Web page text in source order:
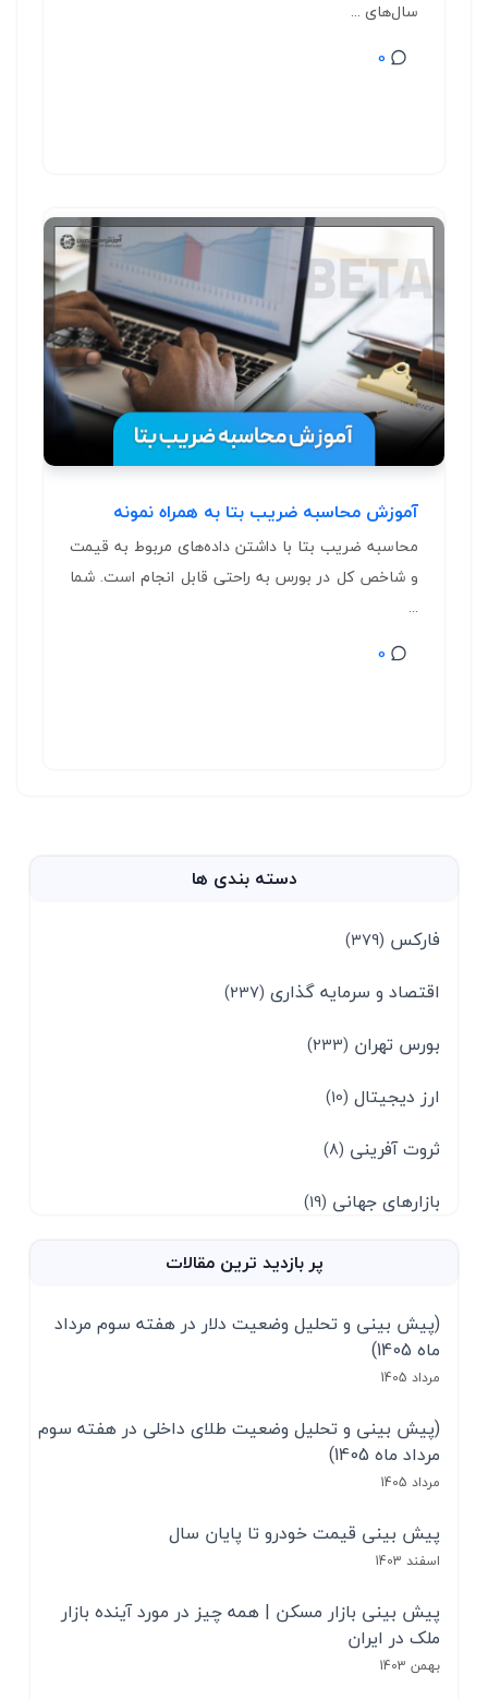
سال‌های ...
0
آموزش محاسبه ضریب بتا به همراه نمونه
محاسبه ضریب بتا با داشتن داده‌های مربوط به قیمت
و شاخص کل در بورس به راحتی قابل انجام است. شما
...
0
دسته بندی ها
فارکس (379)
اقتصاد و سرمایه گذاری (237)
بورس تهران (233)
ارز دیجیتال (10)
ثروت آفرینی (8)
بازارهای جهانی (19)
پر بازدید ترین مقالات
(پیش بینی و تحلیل وضعیت دلار در هفته سوم مرداد
ماه 1405)
مرداد 1405
(پیش بینی و تحلیل وضعیت طلای داخلی در هفته سوم
مرداد ماه 1405)
مرداد 1405
پیش بینی قیمت خودرو تا پایان سال
اسفند 1403
پیش بینی بازار مسکن | همه چیز در مورد آینده بازار
ملک در ایران
بهمن 1403